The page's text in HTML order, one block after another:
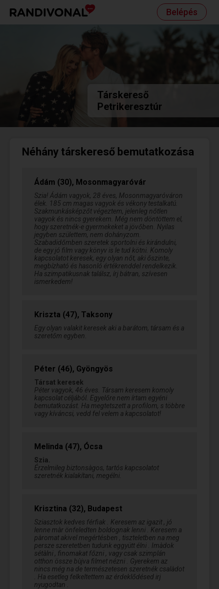
Belépés
Társkereső
Petrikeresztúr
Néhány társkereső bemutatkozása
Ádám (30), Mosonmagyaróvár
Szia! Ádám vagyok, 28 éves, Mosonmagyaróváron
élek. 185 cm magas vagyok és vékony testalkatú.
Szakmunkásképzőt végeztem, jelenleg nőtlen
vagyok és nincs gyerekem. Még nem döntöttem el,
hogy szeretnék-e gyermekeket a jövőben. Nyilas
jegyben születtem, nem dohányzom.
Szabadidőmben szeretek sportolni és kirándulni,
de egy jó film vagy könyv is le tud kötni. Komoly
kapcsolatot keresek, egy olyan nőt, aki őszinte,
megbízható és hasonló értékrenddel rendelkezik.
Ha szimpatikusnak találsz, írj bátran, szívesen
ismerkedem!
Kriszta (47), Taksony
Egy olyan valakit keresek aki a barátom, társam és a
szeretőm egyben.
Péter (46), Gyöngyös
Társat keresek
Péter vagyok, 46 éves. Társam keresem komoly
kapcsolat céljából. Egyelőre nem írtam egyéni
bemutatkozást. Ha megtetszett a profilom, s többre
vagy kíváncsi, vedd fel velem a kapcsolatot!
Melinda (47), Ócsa
Szia.
Érzelmileg biztonsàgos, tartós kapcsolatot
szeretnék kialakítani, megélni.
Krisztina (32), Budapest
Sziasztok kedves férfiak . Keresem az igazit , jó
lenne màr önfeledten boldognak lenni . Keresem a
pàromat akivel megértésben , tiszteletben na meg
persze szeretetben tudunk eggyütt élni . Imàdok
sétàlni , finomakat főzni , vagy csak szimplán
otthon össze bùjva filmet nézni . Gyerekem az
nincs még na de természetesen szeretnék csalàdot
. Ha esetleg felkeltettem az érdeklődésed irj
nyugodtan .